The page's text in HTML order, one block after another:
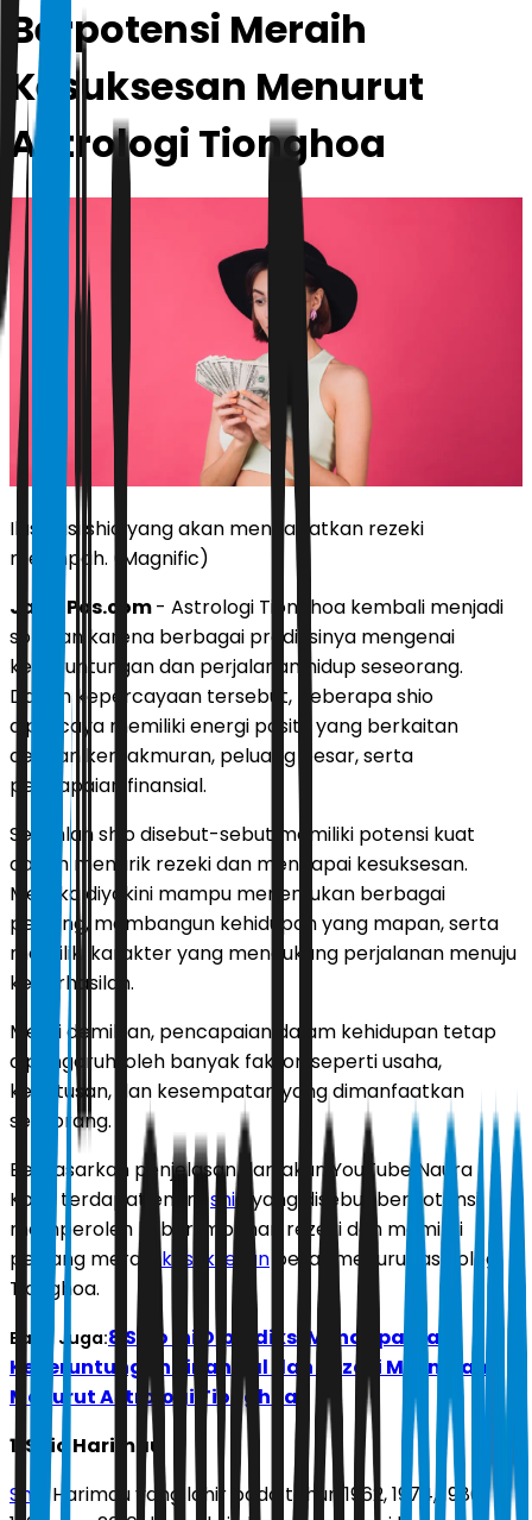
Berpotensi Meraih
Kesuksesan Menurut
Astrologi Tionghoa
Ilustrasi shio yang akan mendapatkan rezeki
melimpah. (Magnific)
JawaPos.com- Astrologi Tionghoa kembali menjadi
sorotan karena berbagai prediksinya mengenai
keberuntungan dan perjalanan hidup seseorang.
Dalam kepercayaan tersebut, beberapa shio
dipercaya memiliki energi positif yang berkaitan
dengan kemakmuran, peluang besar, serta
pencapaian finansial.
Sejumlah shio disebut-sebut memiliki potensi kuat
dalam menarik rezeki dan mencapai kesuksesan.
Mereka diyakini mampu menemukan berbagai
peluang, membangun kehidupan yang mapan, serta
memiliki karakter yang mendukung perjalanan menuju
keberhasilan.
Meski demikian, pencapaian dalam kehidupan tetap
dipengaruhi oleh banyak faktor, seperti usaha,
keputusan, dan kesempatan yang dimanfaatkan
seseorang.
Berdasarkan penjelasan dari akun YouTube Naura
Kom, terdapat enamshio yang disebut berpotensi
memperoleh keberlimpahan rezeki dan memiliki
peluang meraihkesuksesan besar menurut astrologi
Tionghoa.
Baca Juga:8 Shio Ini Diprediksi Mendapatkan
Keberuntungan Finansial dan Rezeki Melimpah
Menurut Astrologi Tionghoa
1. Shio Harimau
Shio Harimau yang lahir pada tahun 1962, 1974, 1986,